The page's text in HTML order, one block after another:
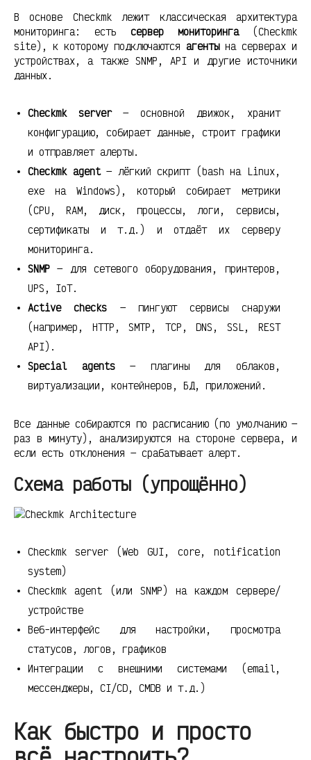
В основе Checkmk лежит классическая архитектура
мониторинга: есть сервер мониторинга(Checkmk
site), к которому подключаются агентына серверах и
устройствах, а также SNMP, API и другие источники
данных.
Checkmk server— основной движок, хранит
конфигурацию, собирает данные, строит графики
и отправляет алерты.
Checkmk agent— лёгкий скрипт (bash на Linux,
exe на Windows), который собирает метрики
(CPU, RAM, диск, процессы, логи, сервисы,
сертификаты и т.д.) и отдаёт их серверу
мониторинга.
SNMP — для сетевого оборудования, принтеров,
UPS, IoT.
Active checks — пингуют сервисы снаружи
(например, HTTP, SMTP, TCP, DNS, SSL, REST
API).
Special agents— плагины для облаков,
виртуализации, контейнеров, БД, приложений.
Все данные собираются по расписанию (по умолчанию —
раз в минуту), анализируются на стороне сервера, и
если есть отклонения — срабатывает алерт.
Схема работы (упрощённо)
Checkmk server (Web GUI, core, notification
system)
Checkmk agent (или SNMP) на каждом сервере/
устройстве
Веб-интерфейс для настройки, просмотра
статусов, логов, графиков
Интеграции с внешними системами (email,
мессенджеры, CI/CD, CMDB и т.д.)
Как быстро и просто